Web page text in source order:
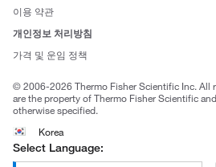
사회적 책임
브랜드
이용 약관
개인정보 처리방침
가격 및 운임 정책
© 2006-2026 Thermo Fisher Scientific Inc. All
are the property of Thermo Fisher Scientific
otherwise specified.
Korea
Select Language: